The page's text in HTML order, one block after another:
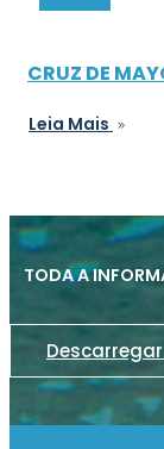
CRUZ DE
Leia Mais
TODA A
Descarregar